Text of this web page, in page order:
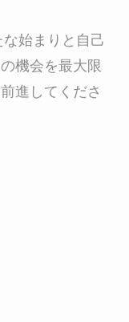
始まりと自己
機会を最大限
進してくださ